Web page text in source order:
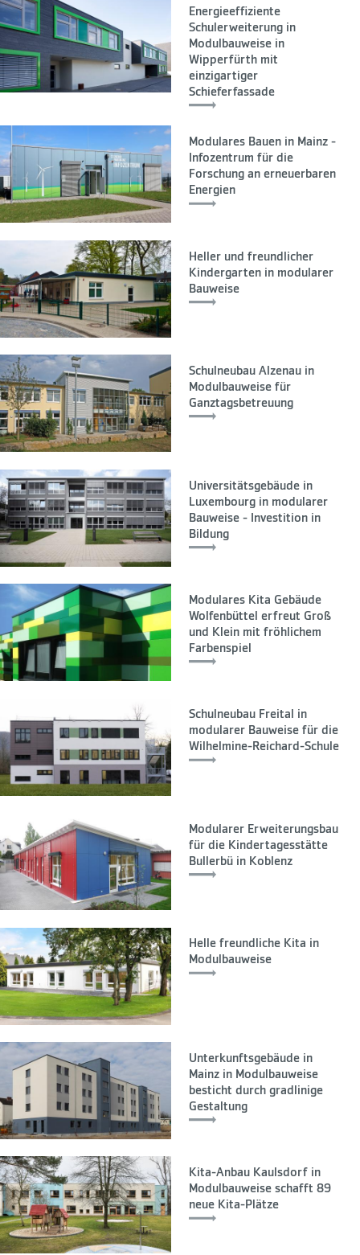
Energieeffiziente
Schulerweiterung in
Modulbauweise in
Wipperfürth mit
einzigartiger
Schieferfassade
Modulares Bauen in Mainz -
Infozentrum für die
Forschung an erneuerbaren
Energien
Heller und freundlicher
Kindergarten in modularer
Bauweise
Schulneubau Alzenau in
Modulbauweise für
Ganztagsbetreuung
Universitätsgebäude in
Luxembourg in modularer
Bauweise - Investition in
Bildung
Modulares Kita Gebäude
Wolfenbüttel erfreut Groß
und Klein mit fröhlichem
Farbenspiel
Schulneubau Freital in
modularer Bauweise für die
Wilhelmine-Reichard-Schule
Modularer Erweiterungsbau
für die Kindertagesstätte
Bullerbü in Koblenz
Helle freundliche Kita in
Modulbauweise
Unterkunftsgebäude in
Mainz in Modulbauweise
besticht durch gradlinige
Gestaltung
Kita-Anbau Kaulsdorf in
Modulbauweise schafft 89
neue Kita-Plätze